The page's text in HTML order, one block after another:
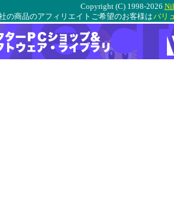
Copyright (C) 1998-2026
の商品のアフィリエイトご希望のお客様はバリ